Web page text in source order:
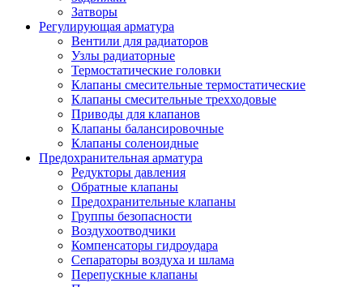
Затворы
Регулирующая арматура
Вентили для радиаторов
Узлы радиаторные
Термостатические головки
Клапаны смесительные термостатические
Клапаны смесительные трехходовые
Приводы для клапанов
Клапаны балансировочные
Клапаны соленоидные
Предохранительная арматура
Редукторы давления
Обратные клапаны
Предохранительные клапаны
Группы безопасности
Воздухоотводчики
Компенсаторы гидроудара
Сепараторы воздуха и шлама
Перепускные клапаны